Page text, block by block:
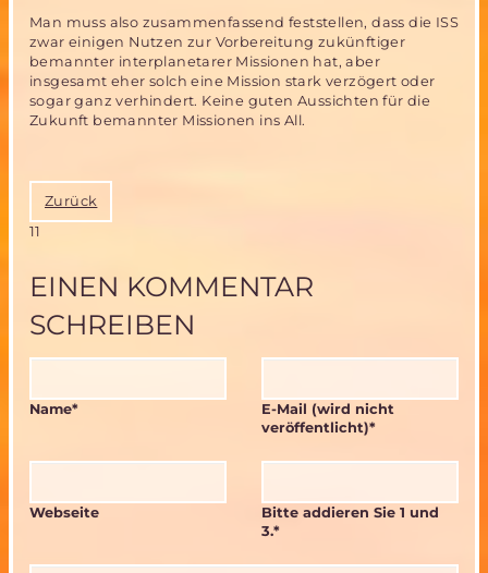
Man muss also zusammenfassend feststellen, dass die ISS
zwar einigen Nutzen zur Vorbereitung zukünftiger
bemannter interplanetarer Missionen hat, aber
insgesamt eher solch eine Mission stark verzögert oder
sogar ganz verhindert. Keine guten Aussichten für die
Zukunft bemannter Missionen ins All.
Zurück
11
EINEN KOMMENTAR
SCHREIBEN
Pflichtfeld
Name* Pflichtfeld
E-Mail (wird nicht
veröffentlicht)*
Webseite
Bitte addieren Sie 1 und
3.*